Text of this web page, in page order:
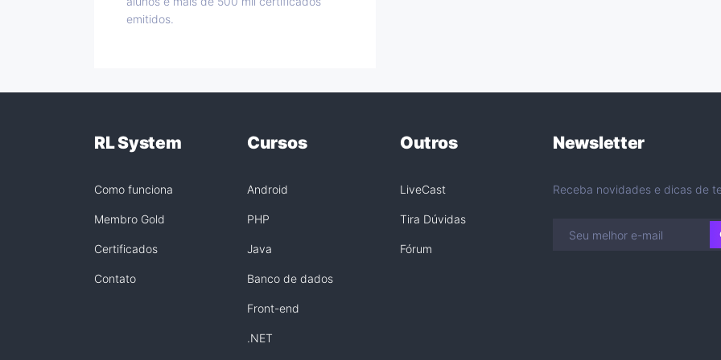
emitidos.
RL System
Como funciona
Membro Gold
Certificados
Contato
Cursos
Android
PHP
Java
Banco de dados
Front-end
.NET
Outros
LiveCast
Tira Dúvidas
Fórum
Newsletter
Receba novidades e dicas de